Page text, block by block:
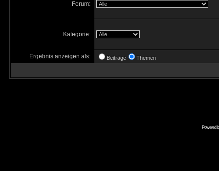
Forum:
Kategorie:
Ergebnis anzeigen als: Beiträge Themen
Powered